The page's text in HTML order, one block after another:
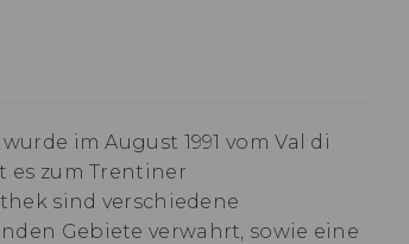
im August 1991 vom Val di
es zum Trentiner
sind verschiedene
Gebiete verwahrt, sowie eine